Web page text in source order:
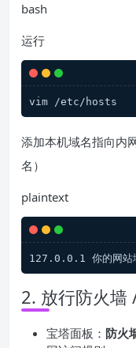
bash
运行
添加本机域名指向内
名）
plaintext
2. 放行防火墙
宝塔面板： 防火